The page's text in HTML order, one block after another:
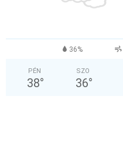
36%
PÉN
38°
SZO
36°